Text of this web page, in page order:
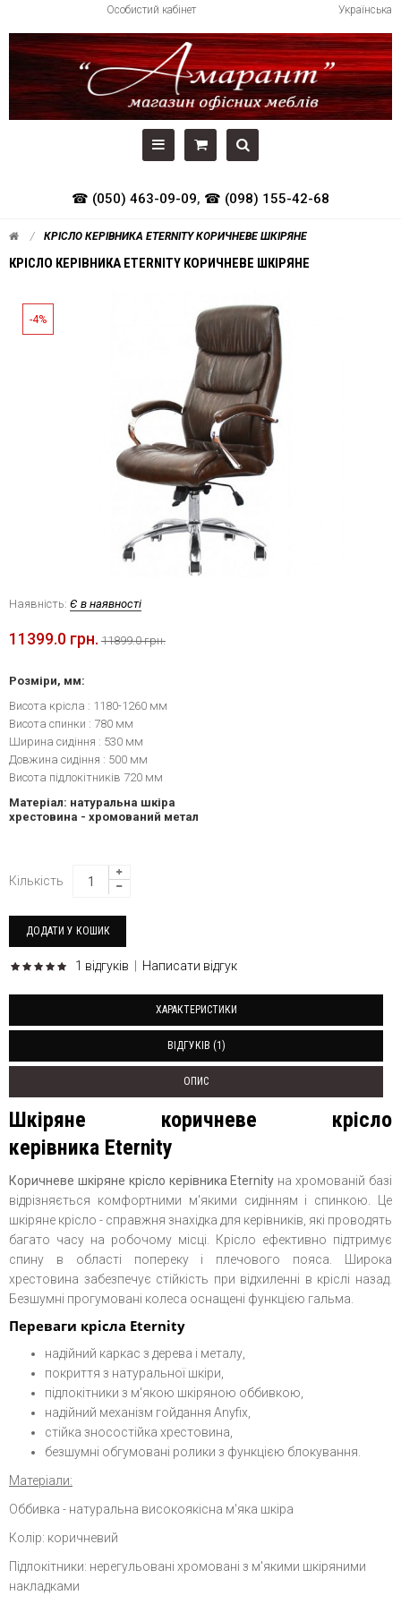
Українська
Особистий кабінет
☎ (050) 463-09-09, ☎ (098) 155-42-68
КРІСЛО КЕРІВНИКА ETERNITY КОРИЧНЕВЕ ШКІРЯНЕ
КРІСЛО КЕРІВНИКА ETERNITY КОРИЧНЕВЕ ШКІРЯНЕ
-4%
Наявність: Є в наявності
11399.0 грн. 11899.0 грн.
Розміри, мм:
Висота крісла : 1180-1260 мм
Висота спинки : 780 мм
Ширина сидіння : 530 мм
Довжина сидіння : 500 мм
Висота підлокітників 720 мм
Матеріал: натуральна шкіра
хрестовина - хромований метал
Кількість
1 відгуків Написати відгук
ХАРАКТЕРИСТИКИ
ВІДГУКІВ (1)
ОПИС
Шкіряне коричневе крісло
керівника Eternity
Коричневе шкіряне крісло керівника Eternity на хромованій базі
відрізняється комфортними м'якими сидінням і спинкою. Це
шкіряне крісло - справжня знахідка для керівників, які проводять
багато часу на робочому місці. Крісло ефективно підтримує
спину в області попереку і плечового пояса. Широка
хрестовина забезпечує стійкість при відхиленні в кріслі назад.
Безшумні прогумовані колеса оснащені функцією гальма.
Переваги крісла Eternity
надійний каркас з дерева і металу,
покриття з натуральної шкіри,
підлокітники з м'якою шкіряною оббивкою,
надійний механізм гойдання Anyfix,
стійка зносостійка хрестовина,
безшумні обгумовані ролики з функцією блокування.
Матеріали:
Оббивка - натуральна високоякісна м'яка шкіра
Колір: коричневий
Підлокітники: нерегульовані хромовані з м'якими шкіряними
накладками